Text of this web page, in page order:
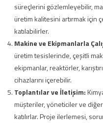
süreçlerini gözlemleyebilir,
üretim kalitesini artırmak için
katılabilirler.
Makine ve Ekipmanlarla
üretim tesislerinde, çeşitli
ekipmanlar, reaktörler,
cihazlarını içerebilir.
Toplantılar ve İletişim:
müşteriler, yöneticiler ve
katılırlar. Proje ilerlemesi,